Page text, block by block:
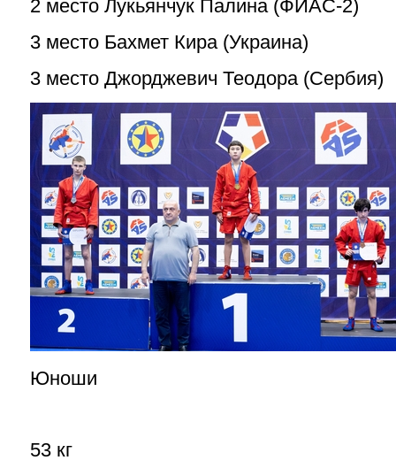
2 место Лукьянчук Палина (ФИАС-2)
3 место Бахмет Кира (Украина)
3 место Джорджевич Теодора (Сербия)
Юноши
53 кг